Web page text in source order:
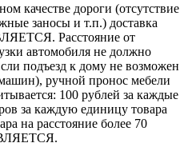
качестве дороги (отсутствие
заносы и т.п.) доставка
Расстояние от
автомобиля не должно
подъезд к дому не возможен
ручной пронос мебели
100 рублей за каждые
за каждую единицу товара
на расстояние более 70